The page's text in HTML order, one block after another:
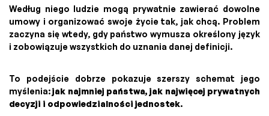
Według niego ludzie mogą prywatnie zawierać dowolne
umowy i organizować swoje życie tak, jak chcą. Problem
zaczyna się wtedy, gdy państwo wymusza określony język
i zobowiązuje wszystkich do uznania danej definicji.
To podejście dobrze pokazuje szerszy schemat jego
myślenia:jak najmniej państwa, jak najwięcej prywatnych
decyzji i odpowiedzialności jednostek.